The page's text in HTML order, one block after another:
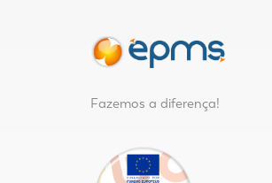
Fazemos a diferença!